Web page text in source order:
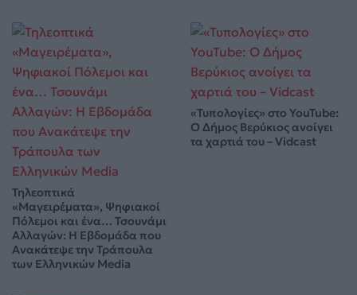
Τηλεοπτικά
«Μαγειρέματα», Ψηφιακοί
Πόλεμοι και ένα… Τσουνάμι
Αλλαγών: Η Εβδομάδα που
Ανακάτεψε την Τράπουλα
των Ελληνικών Media
«Τυπολογίες» στο YouTube:
Ο Δήμος Βερύκιος ανοίγει
τα χαρτιά του – Vidcast